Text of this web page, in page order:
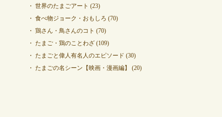
世界のたまごアート (23)
食べ物ジョーク・おもしろ (70)
鶏さん・鳥さんのコト (70)
たまご・鶏のことわざ(109)
たまごと偉人有名人のエピソード (30)
たまごの名シーン【映画・漫画編】
(20)